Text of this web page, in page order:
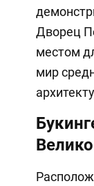
Дворец
местом
мир